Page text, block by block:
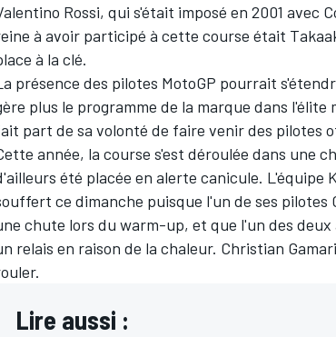
CHAMPIONNATS
Rossi, qui s'était imposé en 2001 avec
à avoir participé à cette course était
à la clé.
présence des pilotes MotoGP pourrait
plus le programme de la marque dans
part de sa volonté de faire venir des pilotes
année, la course s'est déroulée dans une
été placée en alerte canicule.
ce dimanche puisque l'un de ses pilotes
chute lors du warm-up, et que l'un des
relais en raison de la chaleur. Christian
Lire aussi :